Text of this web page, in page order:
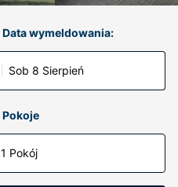
Data wymeldowania:
Sob 8 Sierpień
Pokoje
1 Pokój